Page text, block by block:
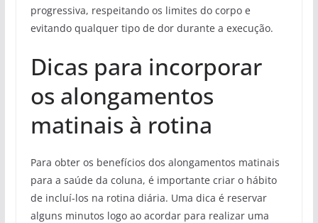
progressiva, respeitando os limites do corpo e
evitando qualquer tipo de dor durante a execução.
Dicas para incorporar
os alongamentos
matinais à rotina
Para obter os benefícios dos alongamentos matinais
para a saúde da coluna, é importante criar o hábito
de incluí-los na rotina diária. Uma dica é reservar
alguns minutos logo ao acordar para realizar uma